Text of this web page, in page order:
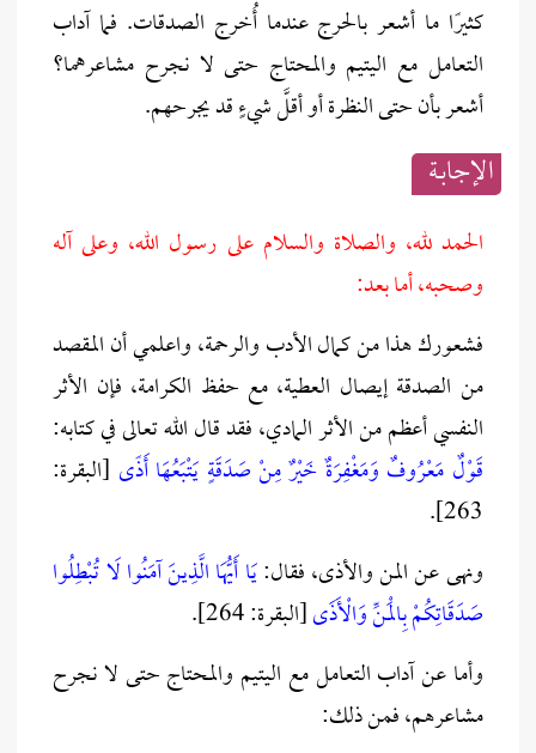
كثيرًا ما أشعر بالحرج عندما أُخرج الصدقات. فما آداب
التعامل مع اليتيم والمحتاج حتى لا نجرح مشاعرهما؟
أشعر بأن حتى النظرة أو أقلَّ شيءٍ قد يجرحهم.
الإجابــة
الحمد لله، والصلاة والسلام على رسول الله، وعلى آله
وصحبه، أما بعد:
فشعورك هذا من كمال الأدب والرحمة، واعلمي أن المقصد
من الصدقة إيصال العطية، مع حفظ الكرامة، فإن الأثر
النفسي أعظم من الأثر المادي، فقد قال الله تعالى في كتابه:
قَوْلٌ مَعْرُوفٌ وَمَغْفِرَةٌ خَيْرٌ مِنْ صَدَقَةٍ يَتْبَعُهَا أَذًى [البقرة:
263].
ونهى عن المن والأذى، فقال:يَا أَيُّهَا الَّذِينَ آمَنُوا لَا تُبْطِلُوا
صَدَقَاتِكُمْ بِالْمَنِّ وَالْأَذَى[البقرة: 264].
وأما عن آداب التعامل مع اليتيم والمحتاج حتى لا نجرح
مشاعرهم، فمن ذلك: